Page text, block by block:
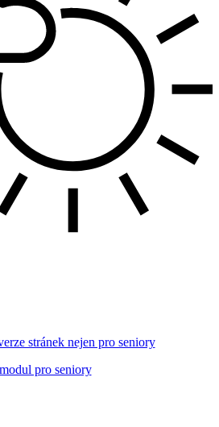
stránek nejen pro seniory